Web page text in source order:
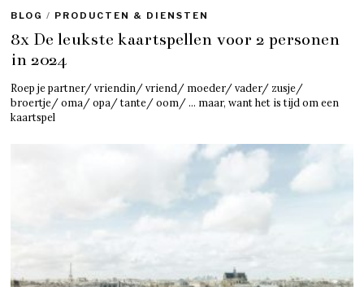
BLOG / PRODUCTEN & DIENSTEN
8x De leukste kaartspellen voor 2 personen
in 2024
Roep je partner/ vriendin/ vriend/ moeder/ vader/ zusje/
broertje/ oma/ opa/ tante/ oom/ … maar, want het is tijd om een
kaartspel